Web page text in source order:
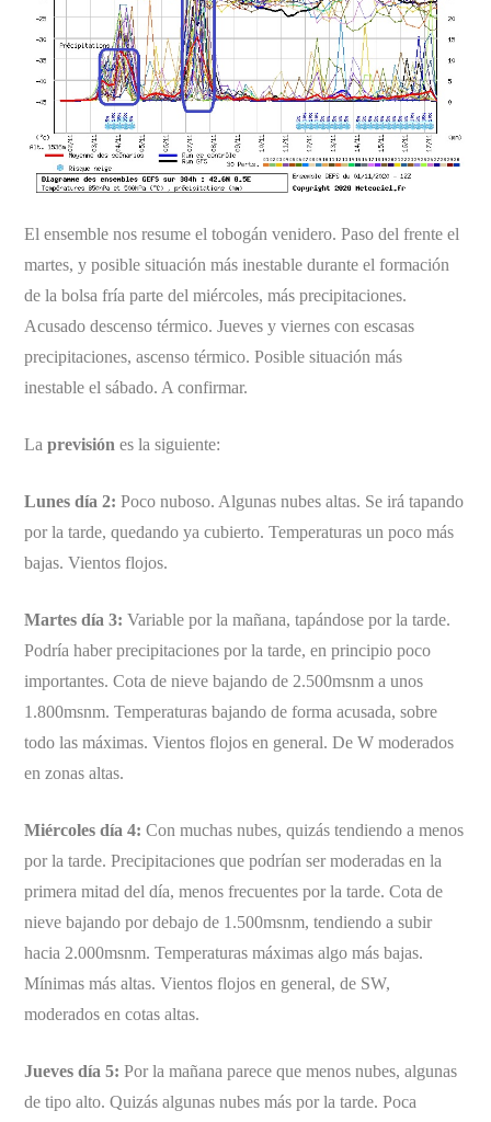
El ensemble nos resume el tobogán venidero. Paso del frente el
martes, y posible situación más inestable durante el formación
de la bolsa fría parte del miércoles, más precipitaciones.
Acusado descenso térmico. Jueves y viernes con escasas
precipitaciones, ascenso térmico. Posible situación más
inestable el sábado. A confirmar.
Laprevisión es la siguiente:
Lunes día 2: Poco nuboso. Algunas nubes altas. Se irá tapando
por la tarde, quedando ya cubierto. Temperaturas un poco más
bajas. Vientos flojos.
Martes día 3: Variable por la mañana, tapándose por la tarde.
Podría haber precipitaciones por la tarde, en principio poco
importantes. Cota de nieve bajando de 2.500msnm a unos
1.800msnm. Temperaturas bajando de forma acusada, sobre
todo las máximas. Vientos flojos en general. De W moderados
en zonas altas.
Miércoles día 4: Con muchas nubes, quizás tendiendo a menos
por la tarde. Precipitaciones que podrían ser moderadas en la
primera mitad del día, menos frecuentes por la tarde. Cota de
nieve bajando por debajo de 1.500msnm, tendiendo a subir
hacia 2.000msnm. Temperaturas máximas algo más bajas.
Mínimas más altas. Vientos flojos en general, de SW,
moderados en cotas altas.
Jueves día 5: Por la mañana parece que menos nubes, algunas
de tipo alto. Quizás algunas nubes más por la tarde. Poca